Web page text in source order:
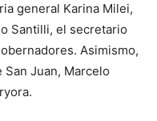
general Karina Milei,
Santilli, el secretario
Asimismo,
Juan, Marcelo